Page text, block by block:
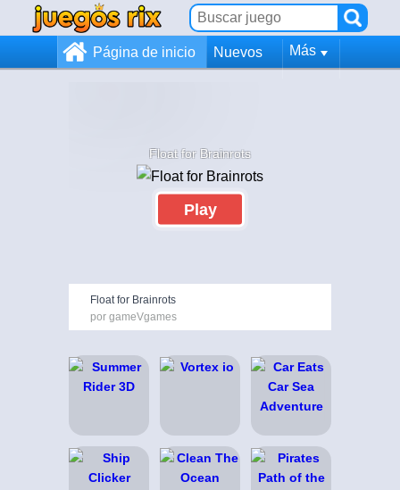
Página de inicio Nuevos Más
Float for Brainrots
Play
Float for Brainrots
por gameVgames